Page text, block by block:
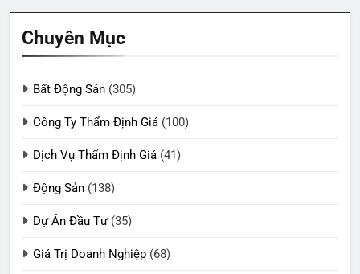
Chuyên Mục
Bất Động Sản (305)
Công Ty Thẩm Định Giá (100)
Dịch Vụ Thẩm Định Giá (41)
Động Sản (138)
Dự Án Đầu Tư(35)
Giá Trị Doanh Nghiệp (68)